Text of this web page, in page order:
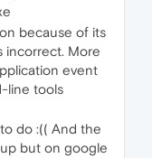
because of its
incorrect. More
event
line tools
do :(( And the
but on google